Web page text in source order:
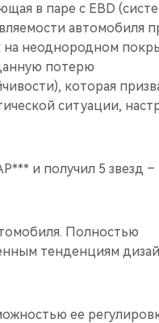
в паре с EBD
автомобиля
на неоднородном
потерю
которая
ситуации,
и получил 5 звезд –
Полностью
тенденциям
ее